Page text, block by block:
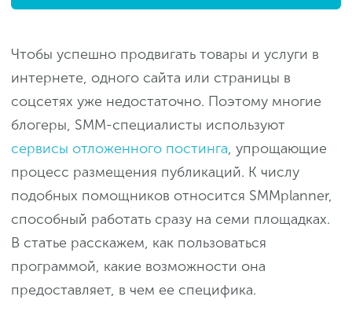
Чтобы успешно продвигать товары и услуги в
интернете, одного сайта или страницы в
соцсетях уже недостаточно. Поэтому многие
блогеры, SMM-специалисты используют
сервисы отложенного постинга, упрощающие
процесс размещения публикаций. К числу
подобных помощников относится SMMplanner,
способный работать сразу на семи площадках.
В статье расскажем, как пользоваться
программой, какие возможности она
предоставляет, в чем ее специфика.